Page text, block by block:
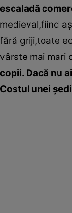
escaladă
medieval,fiind
fără griji,toate
vârste mai mari
copii. Dacă nu
Costul unei